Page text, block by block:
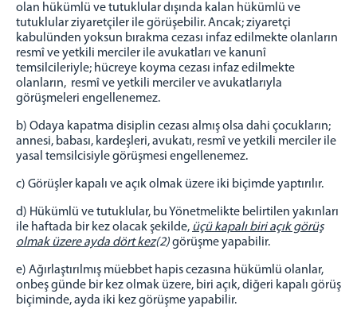
olan hükümlü ve tutuklular dışında kalan hükümlü ve
tutuklular ziyaretçiler ile görüşebilir. Ancak; ziyaretçi
kabulünden yoksun bırakma cezası infaz edilmekte olanların
resmî ve yetkili merciler ile avukatları ve kanunî
temsilcileriyle; hücreye koyma cezası infaz edilmekte
olanların, resmî ve yetkili merciler ve avukatlarıyla
görüşmeleri engellenemez.
b) Odaya kapatma disiplin cezası almış olsa dahi çocukların;
annesi, babası, kardeşleri, avukatı, resmî ve yetkili merciler ile
yasal temsilcisiyle görüşmesi engellenemez.
c) Görüşler kapalı ve açık olmak üzere iki biçimde yaptırılır.
d) Hükümlü ve tutuklular, bu Yönetmelikte belirtilen yakınları
ile haftada bir kez olacak şekilde, üçü kapalı biri açık görüş
olmak üzere ayda dört kez(2)görüşme yapabilir.
e) Ağırlaştırılmış müebbet hapis cezasına hükümlü olanlar,
onbeş günde bir kez olmak üzere, biri açık, diğeri kapalı görüş
biçiminde, ayda iki kez görüşme yapabilir.